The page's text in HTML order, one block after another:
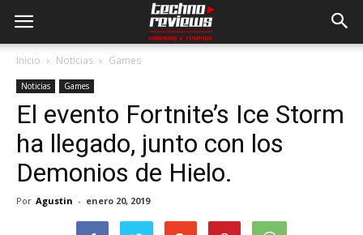
Inicio Noticias Games
Noticias Games
El evento Fortnite’s Ice Storm
ha llegado, junto con los
Demonios de Hielo.
Por Agustin - enero 20, 2019